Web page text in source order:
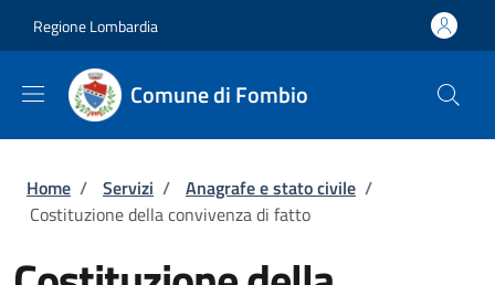
Regione Lombardia
Comune di Fombio
Briciole di pane
Home / Servizi / Anagrafe e stato civile /
Costituzione della convivenza di fatto